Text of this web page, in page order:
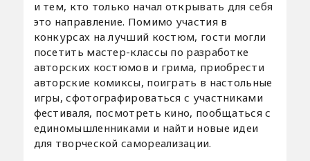
и тем, кто только начал открывать для себя
это направление. Помимо участия в
конкурсах на лучший костюм, гости могли
посетить мастер-классы по разработке
авторских костюмов и грима, приобрести
авторские комиксы, поиграть в настольные
игры, сфотографироваться с участниками
фестиваля, посмотреть кино, пообщаться с
единомышленниками и найти новые идеи
для творческой самореализации.